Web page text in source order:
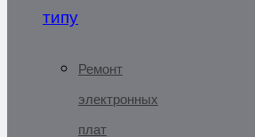
типу
Ремонт
электронных
плат